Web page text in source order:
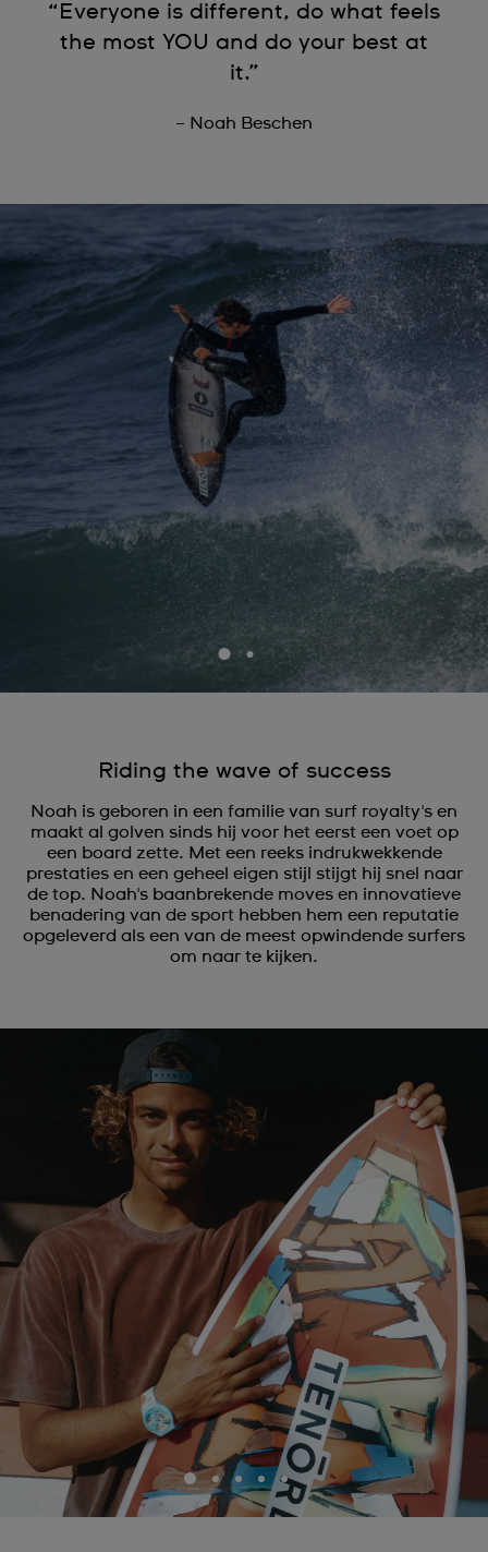
“Everyone is different, do what feels
the most YOU and do your best at
it.”
– Noah Beschen
Riding the wave of success
Noah is geboren in een familie van surf royalty's en
maakt al golven sinds hij voor het eerst een voet op
een board zette. Met een reeks indrukwekkende
prestaties en een geheel eigen stijl stijgt hij snel naar
de top. Noah's baanbrekende moves en innovatieve
benadering van de sport hebben hem een reputatie
opgeleverd als een van de meest opwindende surfers
om naar te kijken.